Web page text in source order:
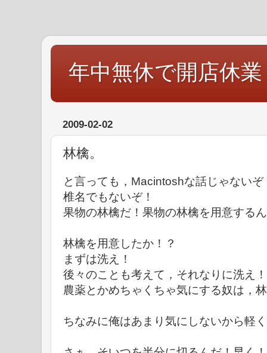
年中無休で開店休業
2009-02-02
林檎。
と言っても，Macintoshな話じゃないぞ
椎名でもないぞ！
果物の林檎だ！果物の林檎を用意する
林檎を用意したか！？
まずは洗え！
後々のことも考えて，それなりに洗え！
農薬とかめちゃくちゃ気にする奴は，
ちなみに俺はあまり気にしないから軽